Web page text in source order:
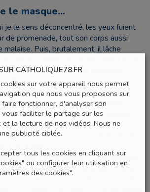
le masque…
je le sens déconcentré, les yeux fuient
de promenade, tout son corps aussi
malaise. Puis, brutalement, il lâche
à porter. Et il parle. Cela l’angoisse
R voit son avenir comme un trou noir,
pas de petite amie qui se sauvera dès
de son passé. D’ailleurs, il aimerait
prison, se retrouver avec des longues
éviter la confrontation avec des
(à l’EPM, la moyenne de durée de
face à cette réalité ? Quel langage
pour tenter de transmettre un brin
CATHOLIQUE78.FR
sur votre appareil nous permet
que nous vous proposons sur
fonctionner, d'analyser son
faciliter le partage sur les
et la lecture de nos vidéos. Nous ne
publicité ciblée.
tous les cookies en cliquant sur
ou configurer leur utilisation en
des cookies".